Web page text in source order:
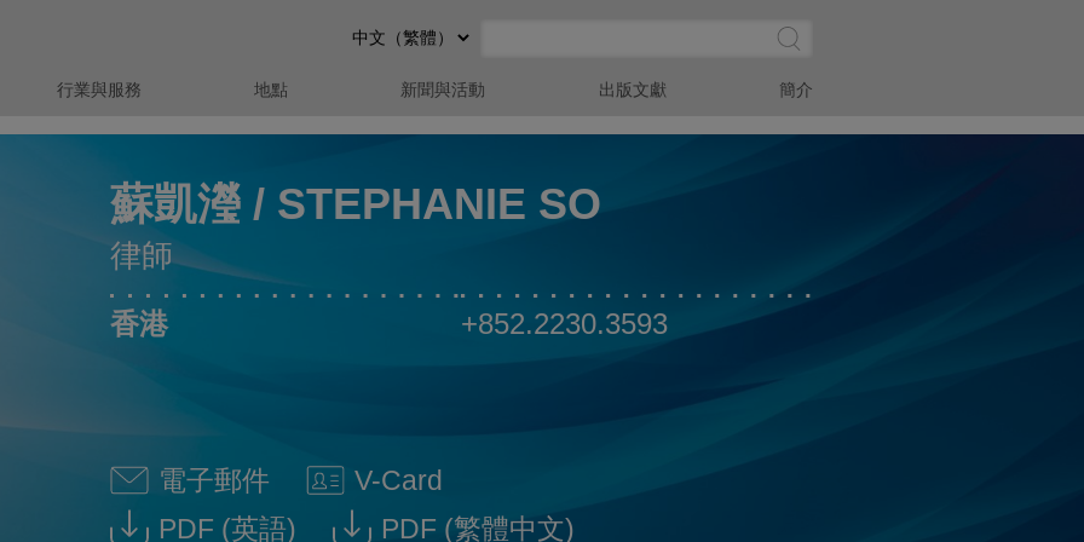
Select
Preferred
Submit
Search
行業與服務 地點 新聞與活動 出版文獻 簡介
蘇凱瀅 / STEPHANIE SO
律師
香港 +852.2230.3593
電子郵件
蘇凱瀅 / Stephanie So @ Stephanie.So@klgates.com
V-Card
Download V-Card
PDF (英語) PDF (繁體中文)